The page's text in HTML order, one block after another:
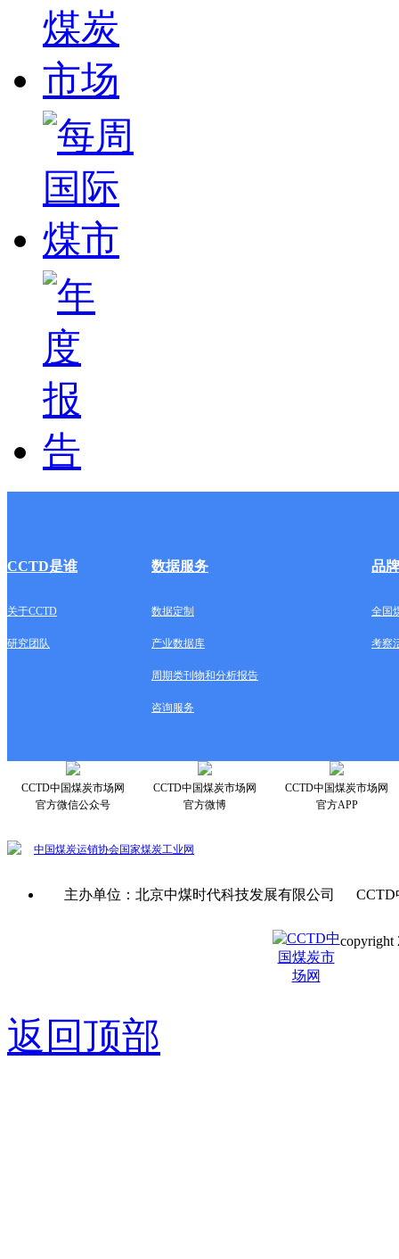
CCTD是谁 数据服务 品
关于CCTD 数据定制 全国
研究团队 产业数据库 考察
周期类刊物和分析报告
咨询服务
CCTD中国煤炭市场网
官方微信公众号
CCTD中国煤炭市场网
官方微博
CCTD中国煤炭市场网
官方APP
中国煤炭运销协会国家煤炭工业网
主办单位：北京中煤时代科技发展有限公司
copyright
返回顶部